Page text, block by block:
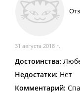
31 августа 2018 г.
Достоинства:
Недостатки: Нет
Комментарий: